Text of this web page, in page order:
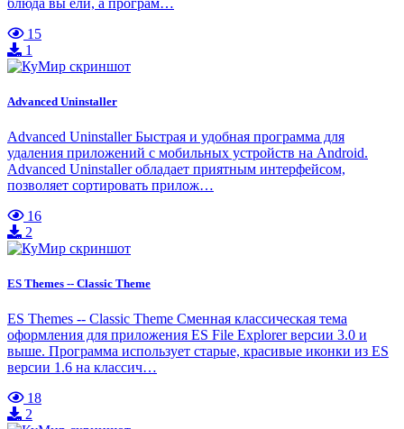
15
1
Advanced Uninstaller
Advanced Uninstaller Быстрая и удобная программа для
удаления приложений с мобильных устройств на Android.
Advanced Uninstaller обладает приятным интерфейсом,
позволяет сортировать прилож…
16
2
ES Themes -- Classic Theme
ES Themes -- Classic Theme Сменная классическая тема
оформления для приложения ES File Explorer версии 3.0 и
выше. Программа использует старые, красивые иконки из ES
версии 1.6 на классич…
18
2